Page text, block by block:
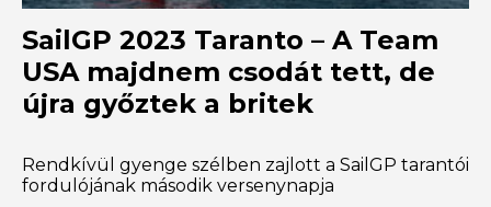
SailGP 2023 Taranto – A Team
USA majdnem csodát tett, de
újra győztek a britek
Rendkívül gyenge szélben zajlott a SailGP tarantói
fordulójának második versenynapja